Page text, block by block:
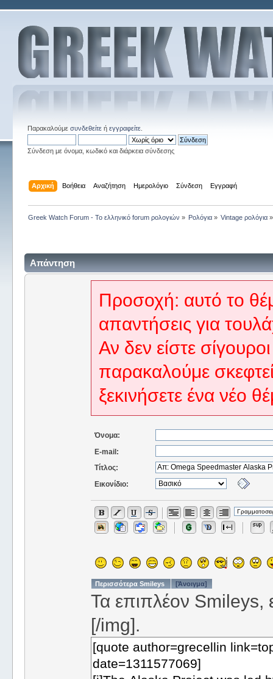
Παρακαλούμε συνδεθείτεή εγγραφείτε.
Σύνδεση με όνομα, κωδικό και διάρκεια σύνδεσης
Αρχική Βοήθεια Αναζήτηση Ημερολόγιο Σύνδεση Εγγραφή
Greek Watch Forum - Το ελληνικό forum ρολογιών » Ρολόγια » Vintage ρολόγια »
Απάντηση
Προσοχή: αυτό το
απαντήσεις για
Αν δεν είστε
παρακαλούμε
ξεκινήσετε ένα νέο
Όνομα:
E-mail:
Τίτλος:
Εικονίδιο:
Περισσότερα Smileys [Άνοιγμα]
Τα επιπλέον Smileys,
[/img].